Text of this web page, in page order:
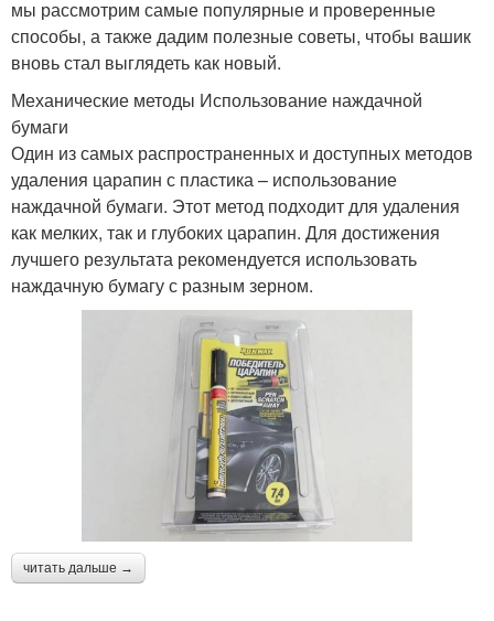
мы рассмотрим самые популярные и проверенные
способы, а также дадим полезные советы, чтобы вашик
вновь стал выглядеть как новый.
Механические методы Использование наждачной
бумаги
Один из самых распространенных и доступных методов
удаления царапин с пластика – использование
наждачной бумаги. Этот метод подходит для удаления
как мелких, так и глубоких царапин. Для достижения
лучшего результата рекомендуется использовать
наждачную бумагу с разным зерном.
читать дальше →